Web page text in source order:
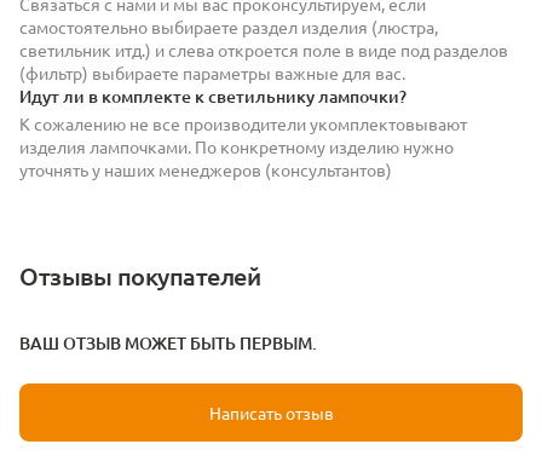
самостоятельно выбираете раздел изделия (люстра,
светильник итд.) и слева откроется поле в виде под разделов
(фильтр) выбираете параметры важные для вас.
Идут ли в комплекте к светильнику лампочки?
К сожалению не все производители укомплектовывают
изделия лампочками. По конкретному изделию нужно
уточнять у наших менеджеров (консультантов)
Отзывы покупателей
ВАШ ОТЗЫВ МОЖЕТ БЫТЬ ПЕРВЫМ.
Написать отзыв